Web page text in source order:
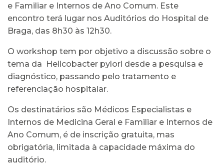
e Familiar e Internos de Ano Comum. Este
encontro terá lugar nos Auditórios do Hospital de
Braga, das 8h30 às 12h30.
O workshop tem por objetivo a discussão sobre o
tema da Helicobacter pylori desde a pesquisa e
diagnóstico, passando pelo tratamento e
referenciação hospitalar.
Os destinatários são Médicos Especialistas e
Internos de Medicina Geral e Familiar e Internos de
Ano Comum, é de inscrição gratuita, mas
obrigatória, limitada à capacidade máxima do
auditório.